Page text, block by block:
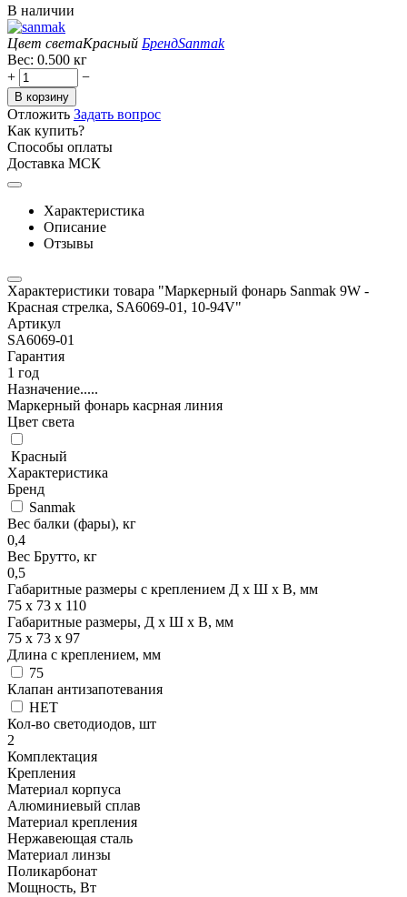
В наличии
Цвет светаКрасный БрендSanmak
Вес: 0.500 кг
+
−
В корзину
Отложить Задать вопрос
Как купить?
Способы оплаты
Доставка МСК
Характеристика
Описание
Отзывы
Характеристики товара "Маркерный фонарь Sanmak 9W -
Красная стрелка, SA6069-01, 10-94V"
Артикул
SA6069-01
Гарантия
1 год
Назначение.....
Маркерный фонарь касрная линия
Цвет света
Красный
Характеристика
Бренд
Sanmak
Вес балки (фары), кг
0,4
Вес Брутто, кг
0,5
Габаритные размеры с креплением Д x Ш x В, мм
75 х 73 х 110
Габаритные размеры, Д x Ш x В, мм
75 х 73 х 97
Длина с креплением, мм
75
Клапан антизапотевания
НЕТ
Кол-во светодиодов, шт
2
Комплектация
Крепления
Материал корпуса
Алюминиевый сплав
Материал крепления
Нержавеющая сталь
Материал линзы
Поликарбонат
Мощность, Вт